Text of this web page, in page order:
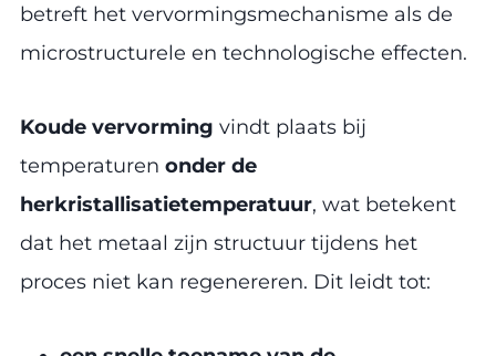
betreft het vervormingsmechanisme als de
microstructurele en technologische effecten.
Koude vervorming vindt plaats bij
temperaturen onder de
herkristallisatietemperatuur, wat betekent
dat het metaal zijn structuur tijdens het
proces niet kan regenereren. Dit leidt tot: